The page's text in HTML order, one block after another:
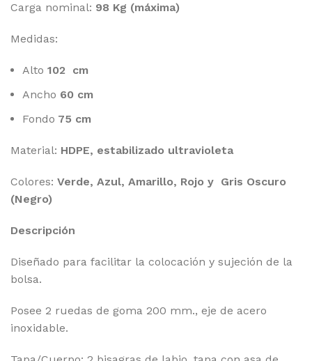
Carga nominal: 98 Kg (máxima)
Medidas:
Alto 102 cm
Ancho 60 cm
Fondo 75 cm
Material: HDPE, estabilizado ultravioleta
Colores: Verde, Azul, Amarillo, Rojo y Gris Oscuro
(Negro)
Descripción
Diseñado para facilitar la colocación y sujeción de la
bolsa.
Posee 2 ruedas de goma 200 mm., eje de acero
inoxidable.